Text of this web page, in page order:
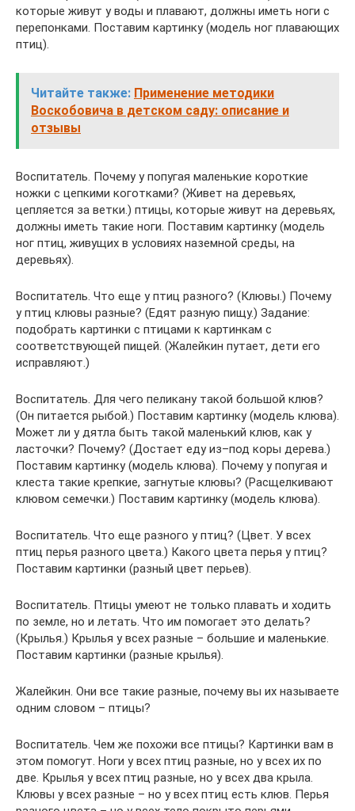
которые живут у воды и плавают, должны иметь ноги с
перепонками. Поставим картинку (модель ног плавающих
птиц).
Читайте также: Применение методики
Воскобовича в детском саду: описание и
отзывы
Воспитатель. Почему у попугая маленькие короткие
ножки с цепкими коготками? (Живет на деревьях,
цепляется за ветки.) птицы, которые живут на деревьях,
должны иметь такие ноги. Поставим картинку (модель
ног птиц, живущих в условиях наземной среды, на
деревьях).
Воспитатель. Что еще у птиц разного? (Клювы.) Почему
у птиц клювы разные? (Едят разную пищу.) Задание:
подобрать картинки с птицами к картинкам с
соответствующей пищей. (Жалейкин путает, дети его
исправляют.)
Воспитатель. Для чего пеликану такой большой клюв?
(Он питается рыбой.) Поставим картинку (модель клюва).
Может ли у дятла быть такой маленький клюв, как у
ласточки? Почему? (Достает еду из–под коры дерева.)
Поставим картинку (модель клюва). Почему у попугая и
клеста такие крепкие, загнутые клювы? (Расщелкивают
клювом семечки.) Поставим картинку (модель клюва).
Воспитатель. Что еще разного у птиц? (Цвет. У всех
птиц перья разного цвета.) Какого цвета перья у птиц?
Поставим картинки (разный цвет перьев).
Воспитатель. Птицы умеют не только плавать и ходить
по земле, но и летать. Что им помогает это делать?
(Крылья.) Крылья у всех разные – большие и маленькие.
Поставим картинки (разные крылья).
Жалейкин. Они все такие разные, почему вы их называете
одним словом – птицы?
Воспитатель. Чем же похожи все птицы? Картинки вам в
этом помогут. Ноги у всех птиц разные, но у всех их по
две. Крылья у всех птиц разные, но у всех два крыла.
Клювы у всех разные – но у всех птиц есть клюв. Перья